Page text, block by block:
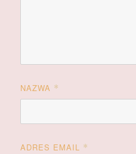
NAZWA *
ADRES EMAIL *